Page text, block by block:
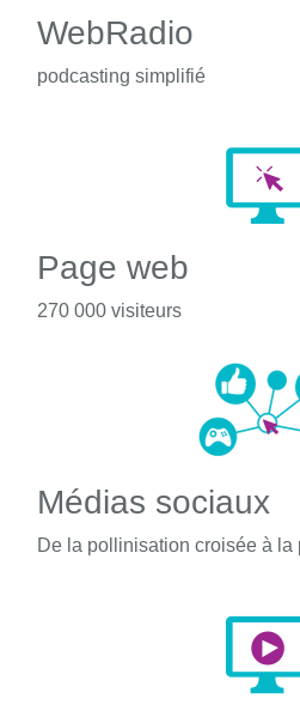
WebRadio
podcasting simplifié
Page web
270 000 visiteurs
Médias sociaux
De la pollinisation croisée à la